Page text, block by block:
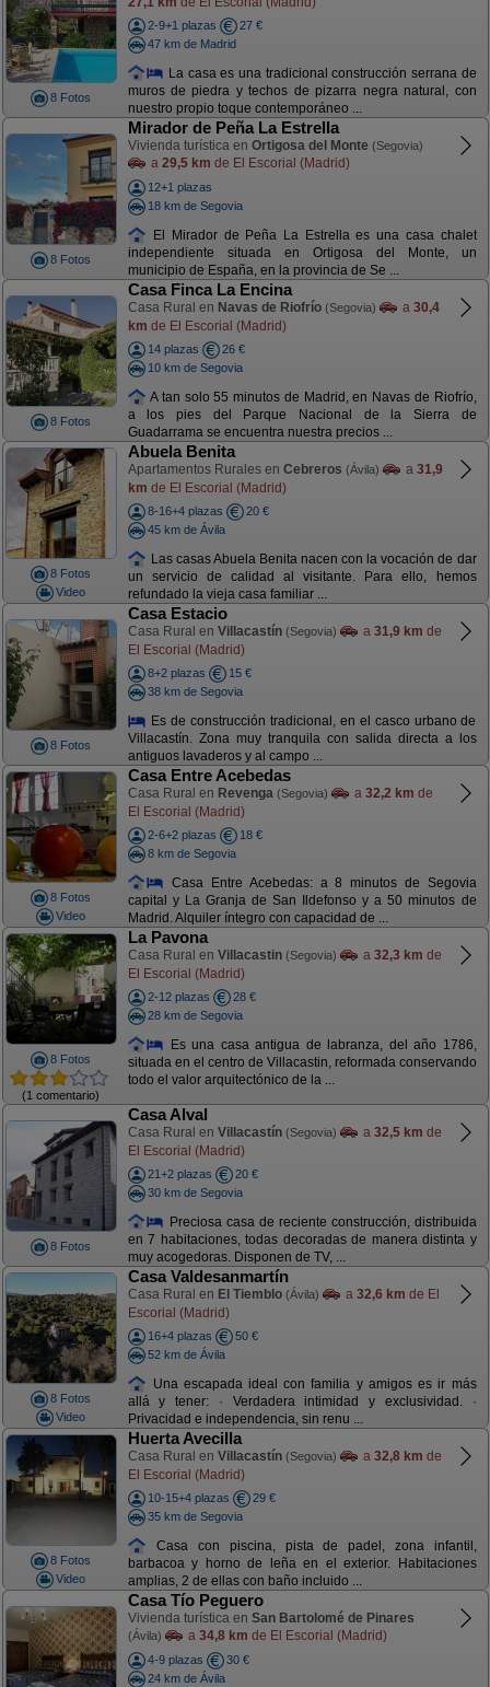
8 Fotos
2-9+1 plazas
27 €
47 km de Madrid
La casa es una tradicional construcción serrana de
muros de piedra y techos de pizarra negra natural, con
nuestro propio toque contemporáneo ...
8 Fotos
Mirador de Peña La Estrella
Vivienda turística en Ortigosa del Monte (Segovia)
a 29,5 km de El Escorial (Madrid)
12+1 plazas
18 km de Segovia
El Mirador de Peña La Estrella es una casa chalet
independiente situada en Ortigosa del Monte, un
municipio de España, en la provincia de Se ...
8 Fotos
Casa Finca La Encina
Casa Rural en Navas de Riofrío (Segovia) a 30,4
km de El Escorial (Madrid)
14 plazas
26 €
10 km de Segovia
A tan solo 55 minutos de Madrid, en Navas de Riofrío,
a los pies del Parque Nacional de la Sierra de
Guadarrama se encuentra nuestra precios ...
8 Fotos
Video
Abuela Benita
Apartamentos Rurales en Cebreros (Ávila) a 31,9
km de El Escorial (Madrid)
8-16+4 plazas
20 €
45 km de Ávila
Las casas Abuela Benita nacen con la vocación de dar
un servicio de calidad al visitante. Para ello, hemos
refundado la vieja casa familiar ...
8 Fotos
Casa Estacio
Casa Rural en Villacastín (Segovia) a 31,9 km de
El Escorial (Madrid)
8+2 plazas
15 €
38 km de Segovia
Es de construcción tradicional, en el casco urbano de
Villacastín. Zona muy tranquila con salida directa a los
antiguos lavaderos y al campo ...
8 Fotos
Video
Casa Entre Acebedas
Casa Rural en Revenga (Segovia) a 32,2 km de
El Escorial (Madrid)
2-6+2 plazas
18 €
8 km de Segovia
Casa Entre Acebedas: a 8 minutos de Segovia
capital y La Granja de San Ildefonso y a 50 minutos de
Madrid. Alquiler íntegro con capacidad de ...
8 Fotos
(1 comentario)
La Pavona
Casa Rural en Villacastin (Segovia) a 32,3 km de
El Escorial (Madrid)
2-12 plazas
28 €
28 km de Segovia
Es una casa antigua de labranza, del año 1786,
situada en el centro de Villacastin, reformada conservando
todo el valor arquitectónico de la ...
8 Fotos
Casa Alval
Casa Rural en Villacastín (Segovia) a 32,5 km de
El Escorial (Madrid)
21+2 plazas
20 €
30 km de Segovia
Preciosa casa de reciente construcción, distribuida
en 7 habitaciones, todas decoradas de manera distinta y
muy acogedoras. Disponen de TV, ...
8 Fotos
Video
Casa Valdesanmartín
Casa Rural en El Tiemblo (Ávila) a 32,6 km de El
Escorial (Madrid)
16+4 plazas
50 €
52 km de Ávila
Una escapada ideal con familia y amigos es ir más
allá y tener: · Verdadera intimidad y exclusividad. ·
Privacidad e independencia, sin renu ...
8 Fotos
Video
Huerta Avecilla
Casa Rural en Villacastín (Segovia) a 32,8 km de
El Escorial (Madrid)
10-15+4 plazas
29 €
35 km de Segovia
Casa con piscina, pista de padel, zona infantil,
barbacoa y horno de leña en el exterior. Habitaciones
amplias, 2 de ellas con baño incluido ...
Casa Tío Peguero
Vivienda turística en San Bartolomé de Pinares
(Ávila) a 34,8 km de El Escorial (Madrid)
4-9 plazas
30 €
24 km de Ávila